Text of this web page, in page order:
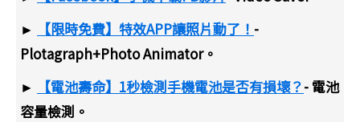
►
【限時免費】特效APP讓照片動了！ -
Plotagraph+Photo Animator。
►
【電池壽命】1秒檢測手機電池是否有損壞？- 電池
容量檢測。